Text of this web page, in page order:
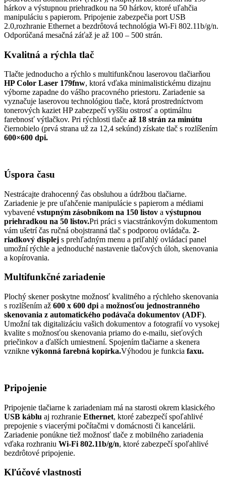
hárkov a výstupnou priehradkou na 50 hárkov, ktoré uľahčia
manipuláciu s papierom. Pripojenie zabezpečia port USB
2.0,rozhranie Ethernet a bezdrôtová technológia Wi-Fi 802.11b/g/n.
Odporúčaná mesačná záťaž je až 100 – 500 strán.
Kvalitná a rýchla tlač
Tlačte jednoducho a rýchlo s multifunkčnou laserovou tlačiarňou
HP Color Laser 179fnw, ktorá vďaka minimalistickému dizajnu
výborne zapadne do vášho pracovného priestoru. Zariadenie sa
vyznačuje laserovou technológiou tlače, ktorá prostredníctvom
tonerových kaziet HP zabezpečí vyššiu ostrosť a optimálnu
farebnosť výtlačkov. Pri rýchlosti tlače až 18 strán za minútu
čiernobielo (prvá strana už za 12,4 sekúnd) získate tlač s rozlíšením
600×600 dpi.
Úspora času
Nestrácajte drahocenný čas obsluhou a údržbou tlačiarne.
Zariadenie je pre uľahčenie manipulácie s papierom a médiami
vybavené vstupným zásobníkom na 150 listov a výstupnou
priehradkou na 50 listov.Pri práci s viacstránkovým dokumentom
vám ušetrí čas ručná obojstranná tlač s podporou ovládača. 2-
riadkový displej s prehľadným menu a priľahlý ovládací panel
umožní rýchle a jednoduché nastavenie tlačových úloh, skenovania
a kopírovania.
Multifunkčné zariadenie
Plochý skener poskytne možnosť kvalitného a rýchleho skenovania
s rozlíšením až 600 x 600 dpi a možnosťou jednostranného
skenovania z automatického podávača dokumentov (ADF).
Umožní tak digitalizáciu vašich dokumentov a fotografií vo vysokej
kvalite s možnosťou skenovania priamo do e-mailu, sieťových
priečinkov a ďalších umiestnení. Spojením tlačiarne a skenera
vznikne výkonná farebná kopírka.Výhodou je funkcia faxu.
Pripojenie
Pripojenie tlačiarne k zariadeniam má na starosti okrem klasického
USB káblu aj rozhranie Ethernet, ktoré zabezpečí spoľahlivé
prepojenie s viacerými počítačmi v domácnosti či kancelárii.
Zariadenie ponúkne tiež možnosť tlače z mobilného zariadenia
vďaka rozhraniu Wi-Fi 802.11b/g/n, ktoré zabezpečí spoľahlivé
bezdrôtové pripojenie.
Kľúčové vlastnosti